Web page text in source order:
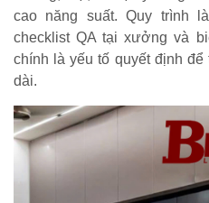
cao năng suất. Quy trình
checklist QA tại xưởng và
chính là yếu tố quyết định
dài.